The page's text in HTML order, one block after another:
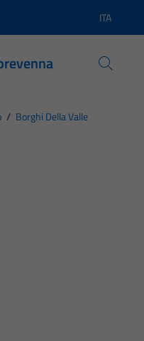
Lingua
ITA
/ Borghi Della Valle